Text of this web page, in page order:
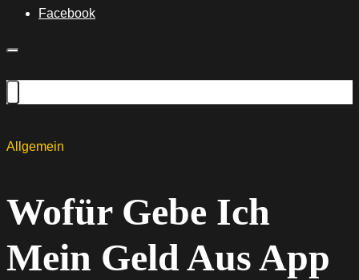
Facebook
Allgemein
Wofür Gebe Ich
Mein Geld Aus App